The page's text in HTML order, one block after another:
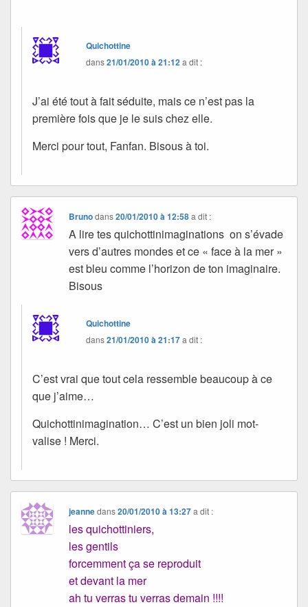
Quichottine
dans21/01/2010 à 21:12a dit :
J’ai été tout à fait séduite, mais ce n’est pas la
première fois que je le suis chez elle.
Merci pour tout, Fanfan. Bisous à toi.
Brunodans20/01/2010 à 12:58 a dit :
A lire tes quichottinimaginations on s’évade
vers d’autres mondes et ce « face à la mer »
est bleu comme l’horizon de ton imaginaire.
Bisous
Quichottine
dans21/01/2010 à 21:17a dit :
C’est vrai que tout cela ressemble beaucoup à ce
que j’aime…
Quichottinimagination… C’est un bien joli mot-
valise ! Merci.
jeannedans20/01/2010 à 13:27 a dit :
les quichottiniers,
les gentils
forcemment ça se reproduit
et devant la mer
ah tu verras tu verras demain !!!!